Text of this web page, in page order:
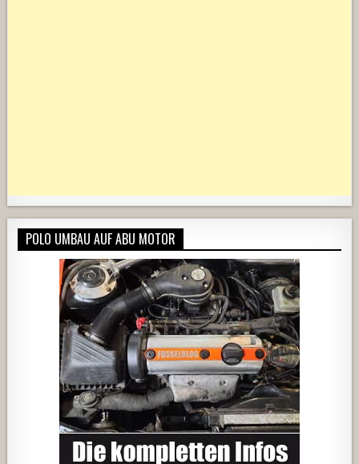
POLO UMBAU AUF ABU MOTOR